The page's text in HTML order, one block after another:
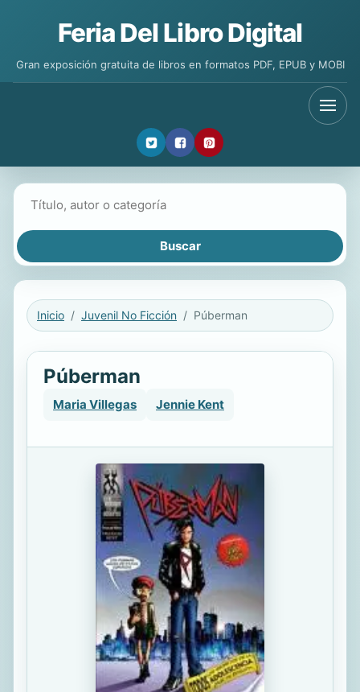
Feria Del Libro Digital
Gran exposición gratuita de libros en formatos PDF, EPUB y MOBI
Inicio Juvenil No Ficción Púberman
Púberman
Maria Villegas Jennie Kent